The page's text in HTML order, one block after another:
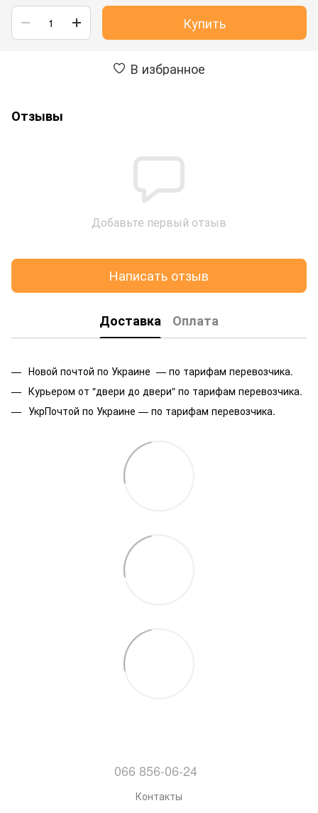
Купить
В избранное
Отзывы
Добавьте первый отзыв
Написать отзыв
Доставка Оплата
Новой почтой по Украине — по тарифам перевозчика.
Курьером от "двери до двери" по тарифам перевозчика.
УкрПочтой по Украине — по тарифам перевозчика.
066 856-06-24
Контакты